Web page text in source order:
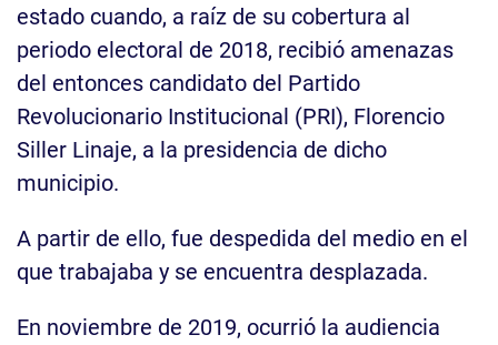
estado cuando, a raíz de su cobertura al
periodo electoral de 2018, recibió amenazas
del entonces candidato del Partido
Revolucionario Institucional (PRI), Florencio
Siller Linaje, a la presidencia de dicho
municipio.
A partir de ello, fue despedida del medio en el
que trabajaba y se encuentra desplazada.
En noviembre de 2019, ocurrió la audiencia